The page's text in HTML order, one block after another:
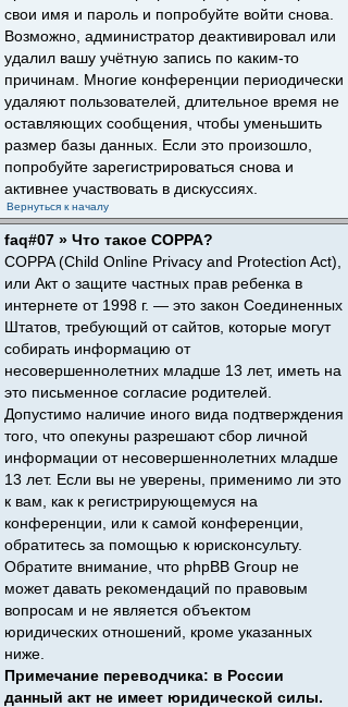
свои имя и пароль и попробуйте войти снова.
Возможно, администратор деактивировал или
удалил вашу учётную запись по каким-то
причинам. Многие конференции периодически
удаляют пользователей, длительное время не
оставляющих сообщения, чтобы уменьшить
размер базы данных. Если это произошло,
попробуйте зарегистрироваться снова и
активнее участвовать в дискуссиях.
Вернуться к началу
faq#07 » Что такое COPPA?
COPPA (Child Online Privacy and Protection Act),
или Акт о защите частных прав ребенка в
интернете от 1998 г. — это закон Соединенных
Штатов, требующий от сайтов, которые могут
собирать информацию от
несовершеннолетних младше 13 лет, иметь на
это письменное согласие родителей.
Допустимо наличие иного вида подтверждения
того, что опекуны разрешают сбор личной
информации от несовершеннолетних младше
13 лет. Если вы не уверены, применимо ли это
к вам, как к регистрирующемуся на
конференции, или к самой конференции,
обратитесь за помощью к юрисконсульту.
Обратите внимание, что phpBB Group не
может давать рекомендаций по правовым
вопросам и не является объектом
юридических отношений, кроме указанных
ниже.
Примечание переводчика: в России
данный акт не имеет юридической силы.